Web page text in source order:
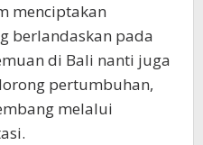
menciptakan
berlandaskan pada
di Bali nanti juga
pertumbuhan,
melalui